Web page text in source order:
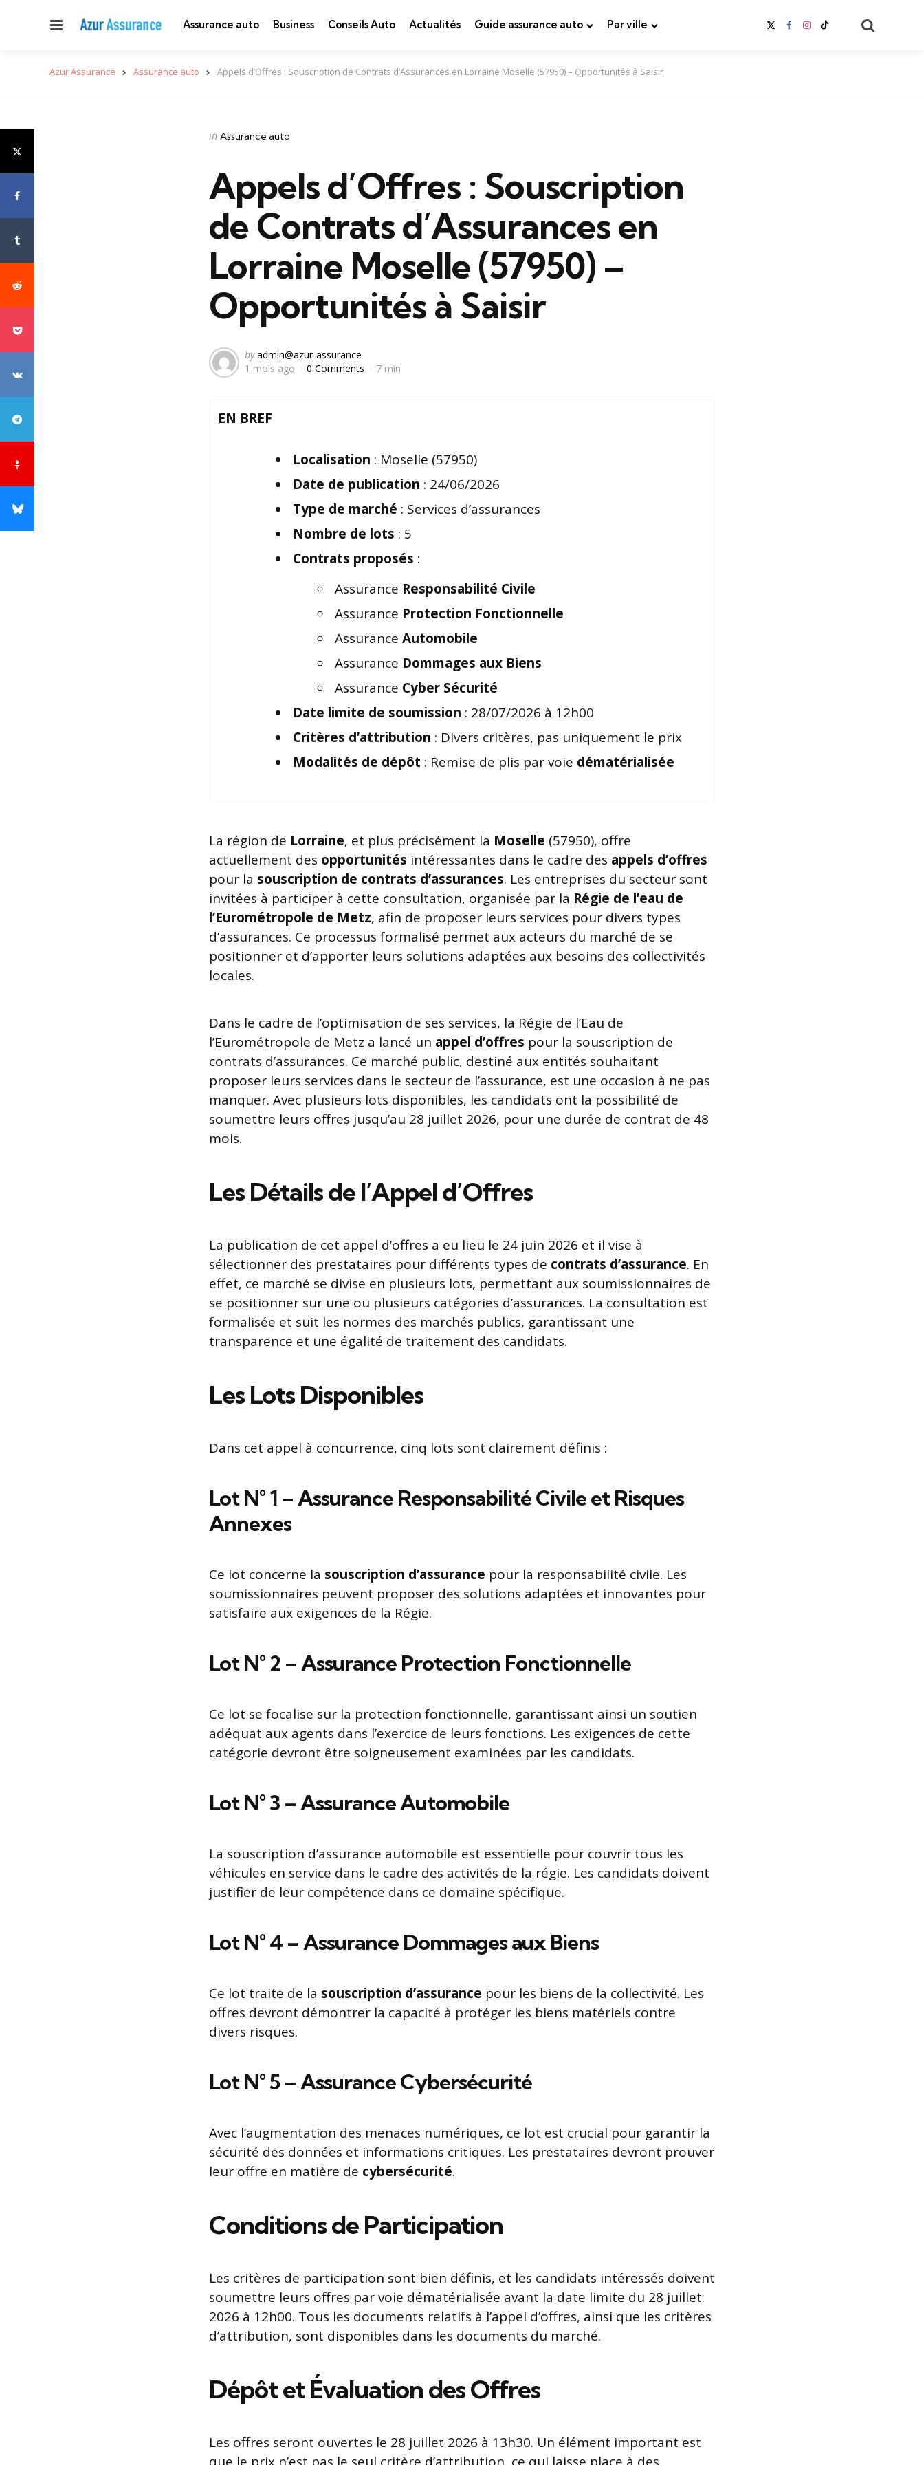
Menu Assurance auto Business Conseils Auto Actualités Guide assurance auto Par ville
Azur Assurance Assurance auto Appels d’Offres : Souscription de Contrats d’Assurances en Lorraine Moselle (57950) – Opportunités à Saisir
Categories
Posted
in Assurance auto
Appels d’Offres : Souscription
de Contrats d’Assurances en
Lorraine Moselle (57950) –
Opportunités à Saisir
Posted
by
by admin@azur-assurance
1 mois ago
0 Comments 7 min
EN BREF
Localisation : Moselle (57950)
Date de publication : 24/06/2026
Type de marché : Services d’assurances
Nombre de lots : 5
Contrats proposés :
Assurance Responsabilité Civile
Assurance Protection Fonctionnelle
Assurance Automobile
Assurance Dommages aux Biens
Assurance Cyber Sécurité
Date limite de soumission : 28/07/2026 à 12h00
Critères d’attribution : Divers critères, pas uniquement le prix
Modalités de dépôt : Remise de plis par voie dématérialisée
La région de Lorraine, et plus précisément la Moselle (57950), offre
actuellement des opportunités intéressantes dans le cadre des appels d’offres
pour la souscription de contrats d’assurances. Les entreprises du secteur sont
invitées à participer à cette consultation, organisée par la Régie de l’eau de
l’Eurométropole de Metz, afin de proposer leurs services pour divers types
d’assurances. Ce processus formalisé permet aux acteurs du marché de se
positionner et d’apporter leurs solutions adaptées aux besoins des collectivités
locales.
Dans le cadre de l’optimisation de ses services, la Régie de l’Eau de
l’Eurométropole de Metz a lancé un appel d’offres pour la souscription de
contrats d’assurances. Ce marché public, destiné aux entités souhaitant
proposer leurs services dans le secteur de l’assurance, est une occasion à ne pas
manquer. Avec plusieurs lots disponibles, les candidats ont la possibilité de
soumettre leurs offres jusqu’au 28 juillet 2026, pour une durée de contrat de 48
mois.
Les Détails de l’Appel d’Offres
La publication de cet appel d’offres a eu lieu le 24 juin 2026 et il vise à
sélectionner des prestataires pour différents types de contrats d’assurance. En
effet, ce marché se divise en plusieurs lots, permettant aux soumissionnaires de
se positionner sur une ou plusieurs catégories d’assurances. La consultation est
formalisée et suit les normes des marchés publics, garantissant une
transparence et une égalité de traitement des candidats.
Les Lots Disponibles
Dans cet appel à concurrence, cinq lots sont clairement définis :
Lot N° 1 – Assurance Responsabilité Civile et Risques
Annexes
Ce lot concerne la souscription d’assurance pour la responsabilité civile. Les
soumissionnaires peuvent proposer des solutions adaptées et innovantes pour
satisfaire aux exigences de la Régie.
Lot N° 2 – Assurance Protection Fonctionnelle
Ce lot se focalise sur la protection fonctionnelle, garantissant ainsi un soutien
adéquat aux agents dans l’exercice de leurs fonctions. Les exigences de cette
catégorie devront être soigneusement examinées par les candidats.
Lot N° 3 – Assurance Automobile
La souscription d’assurance automobile est essentielle pour couvrir tous les
véhicules en service dans le cadre des activités de la régie. Les candidats doivent
justifier de leur compétence dans ce domaine spécifique.
Lot N° 4 – Assurance Dommages aux Biens
Ce lot traite de la souscription d’assurance pour les biens de la collectivité. Les
offres devront démontrer la capacité à protéger les biens matériels contre
divers risques.
Lot N° 5 – Assurance Cybersécurité
Avec l’augmentation des menaces numériques, ce lot est crucial pour garantir la
sécurité des données et informations critiques. Les prestataires devront prouver
leur offre en matière de cybersécurité.
Conditions de Participation
Les critères de participation sont bien définis, et les candidats intéressés doivent
soumettre leurs offres par voie dématérialisée avant la date limite du 28 juillet
2026 à 12h00. Tous les documents relatifs à l’appel d’offres, ainsi que les critères
d’attribution, sont disponibles dans les documents du marché.
Dépôt et Évaluation des Offres
Les offres seront ouvertes le 28 juillet 2026 à 13h30. Un élément important est